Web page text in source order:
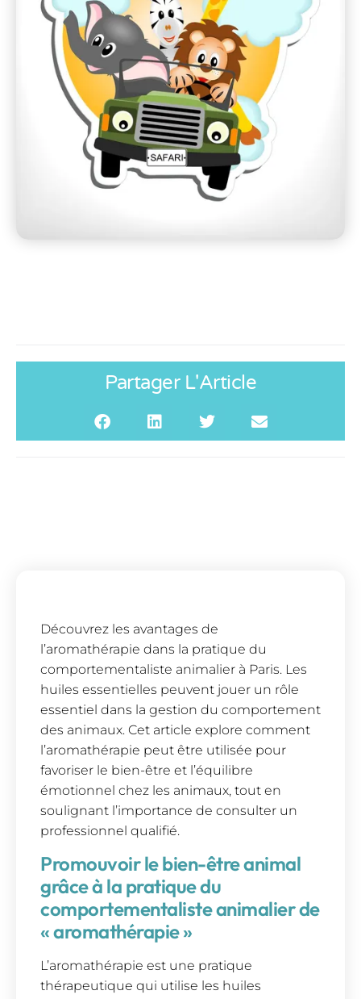
Partager L'Article
Découvrez les avantages de
l’aromathérapie dans la pratique du
comportementaliste animalier à Paris. Les
huiles essentielles peuvent jouer un rôle
essentiel dans la gestion du comportement
des animaux. Cet article explore comment
l’aromathérapie peut être utilisée pour
favoriser le bien-être et l’équilibre
émotionnel chez les animaux, tout en
soulignant l’importance de consulter un
professionnel qualifié.
Promouvoir le bien-être animal
grâce à la pratique du
comportementaliste animalier de
« aromathérapie »
L’aromathérapie est une pratique
thérapeutique qui utilise les huiles